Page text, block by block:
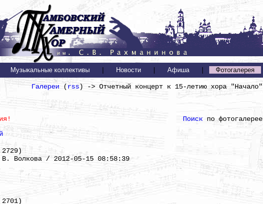
Музыкальные коллективы Новости Афиша Фотогалерея
Галереи(rss) -> Отчетный концерт к 15-летию хора "Начало"
Поискпо фотогалерее
В. Волкова / 2012-05-15 08:58:39